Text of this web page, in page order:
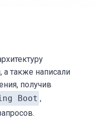
также написали
получив
Boot ,